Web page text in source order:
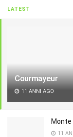
LATEST
Courmayeur
11 ANNI AGO
Monte
11